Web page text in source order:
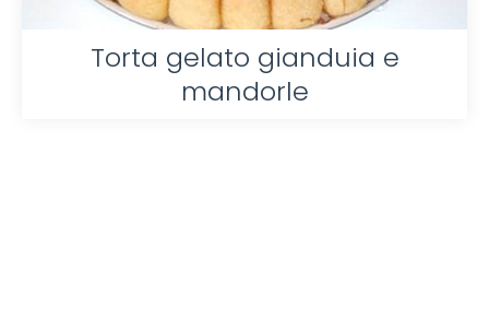
Torta gelato gianduia e
mandorle